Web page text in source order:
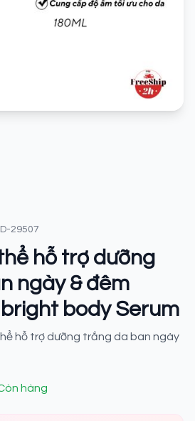
29507
hỗ trợ dưỡng
ngày & đêm
body Serum
hỗ trợ dưỡng trắng da ban ngày
hàng